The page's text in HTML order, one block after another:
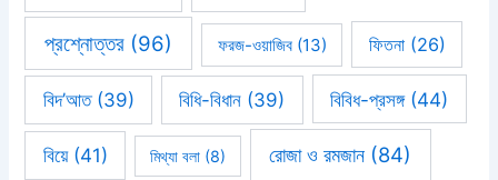
প্রশ্নোত্তর (96) ফরজ-ওয়াজিব(13) ফিতনা(26)
বিদ’আত(39) বিধি-বিধান (39) বিবিধ-প্রসঙ্গ(44)
বিয়ে(41) মিথ্যা বলা(8) রোজা ও রমজান (84)